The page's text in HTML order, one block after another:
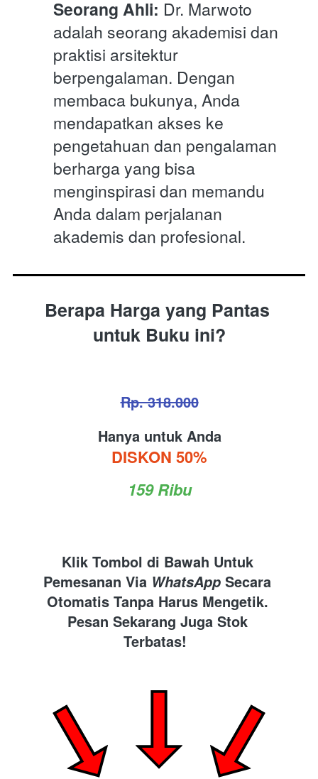
Seorang Ahli: Dr. Marwoto
adalah seorang akademisi dan
praktisi arsitektur
berpengalaman. Dengan
membaca bukunya, Anda
mendapatkan akses ke
pengetahuan dan pengalaman
berharga yang bisa
menginspirasi dan memandu
Anda dalam perjalanan
akademis dan profesional.
Berapa Harga yang Pantas
untuk Buku ini?
Rp. 318.000
Hanya untuk Anda
DISKON 50%
159 Ribu
Klik Tombol di Bawah Untuk
Pemesanan Via WhatsApp Secara
Otomatis Tanpa Harus Mengetik.
Pesan Sekarang Juga Stok
Terbatas!